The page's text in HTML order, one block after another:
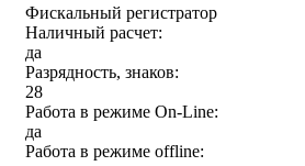
Фискальный регистратор
Наличный расчет:
да
Разрядность, знаков:
28
Работа в режиме On-Line:
да
Работа в режиме offline: